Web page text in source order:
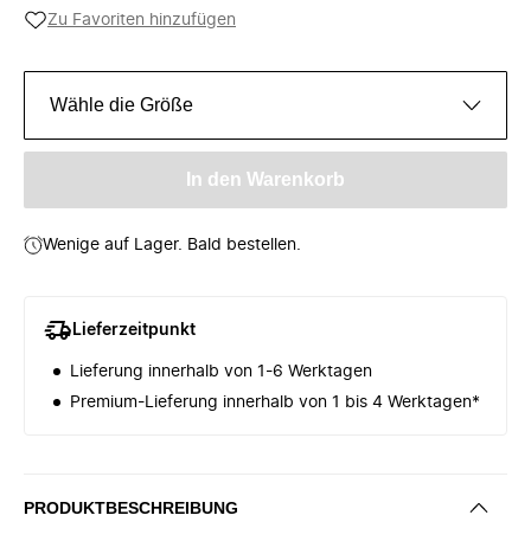
Zu Favoriten hinzufügen
Wähle die Größe
In den Warenkorb
Wenige auf Lager. Bald bestellen.
Lieferzeitpunkt
Lieferung innerhalb von 1-6 Werktagen
Premium-Lieferung innerhalb von 1 bis 4 Werktagen*
PRODUKTBESCHREIBUNG